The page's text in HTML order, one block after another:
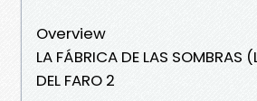
Overview
LA FÁBRICA DE LAS SOMBRAS
DEL FARO 2